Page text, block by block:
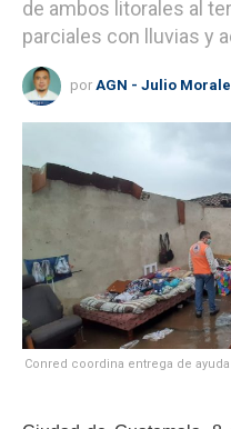
de ambos litorales al
parciales con lluvias y
por AGN - Julio
Conred coordina entrega de